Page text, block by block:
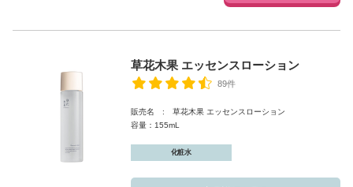
草花木果 エッセンスローション
89件
販売名 : 草花木果 エッセンスローション
容量：155mL
化粧水